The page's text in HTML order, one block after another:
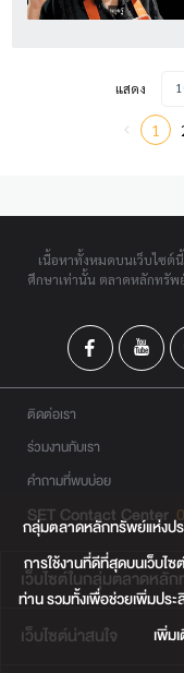
แสดง
1
เนื้อหาทั้งหมดบนเว็บไซต์
ศึกษาเท่านั้น ตลาดหลักทรัพ
ติดต่อเรา
ร่วมงานกับเรา
คำถามที่พบบ่อย
SET Contact Center
เว็บไซต์ในกลุ่มตลาดหลั
เว็บไซต์น่าสนใจ
กลุ่มตลาดหลักทรัพย์แห่งป
การใช้งานที่ดีที่สุดบนเว็บไ
ท่าน รวมทั้งเพื่อช่วยเพิ่มปร
เพิ่ม